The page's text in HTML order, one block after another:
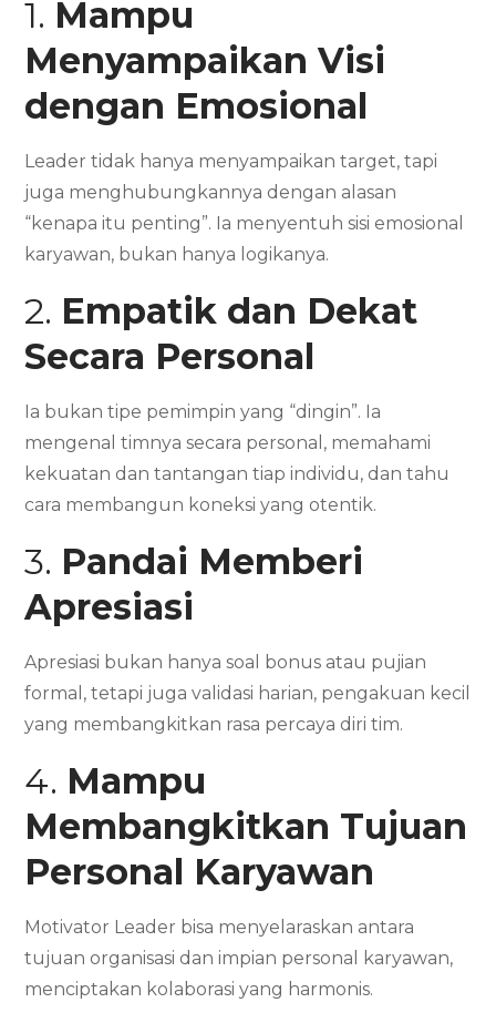
1. Mampu
Menyampaikan Visi
dengan Emosional
Leader tidak hanya menyampaikan target, tapi
juga menghubungkannya dengan alasan
“kenapa itu penting”. Ia menyentuh sisi emosional
karyawan, bukan hanya logikanya.
2. Empatik dan Dekat
Secara Personal
Ia bukan tipe pemimpin yang “dingin”. Ia
mengenal timnya secara personal, memahami
kekuatan dan tantangan tiap individu, dan tahu
cara membangun koneksi yang otentik.
3. Pandai Memberi
Apresiasi
Apresiasi bukan hanya soal bonus atau pujian
formal, tetapi juga validasi harian, pengakuan kecil
yang membangkitkan rasa percaya diri tim.
4. Mampu
Membangkitkan Tujuan
Personal Karyawan
Motivator Leader bisa menyelaraskan antara
tujuan organisasi dan impian personal karyawan,
menciptakan kolaborasi yang harmonis.